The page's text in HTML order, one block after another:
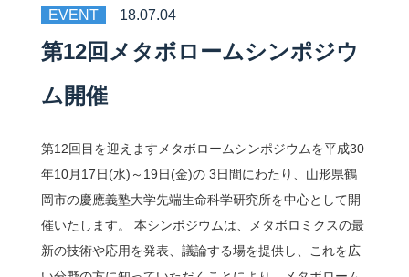
EVENT 18.07.04
第12回メタボロームシンポジウ
ム開催
第12回目を迎えますメタボロームシンポジウムを平成30
年10月17日(水)～19日(金)の 3日間にわたり、山形県鶴
岡市の慶應義塾大学先端生命科学研究所を中心として開
催いたします。 本シンポジウムは、メタボロミクスの最
新の技術や応用を発表、議論する場を提供し、これを広